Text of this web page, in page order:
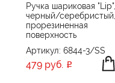
Ручка шариковая "Lip",
черный/серебристый,
прорезиненная
поверхность
Артикул: 6844-3/SS
479 руб.